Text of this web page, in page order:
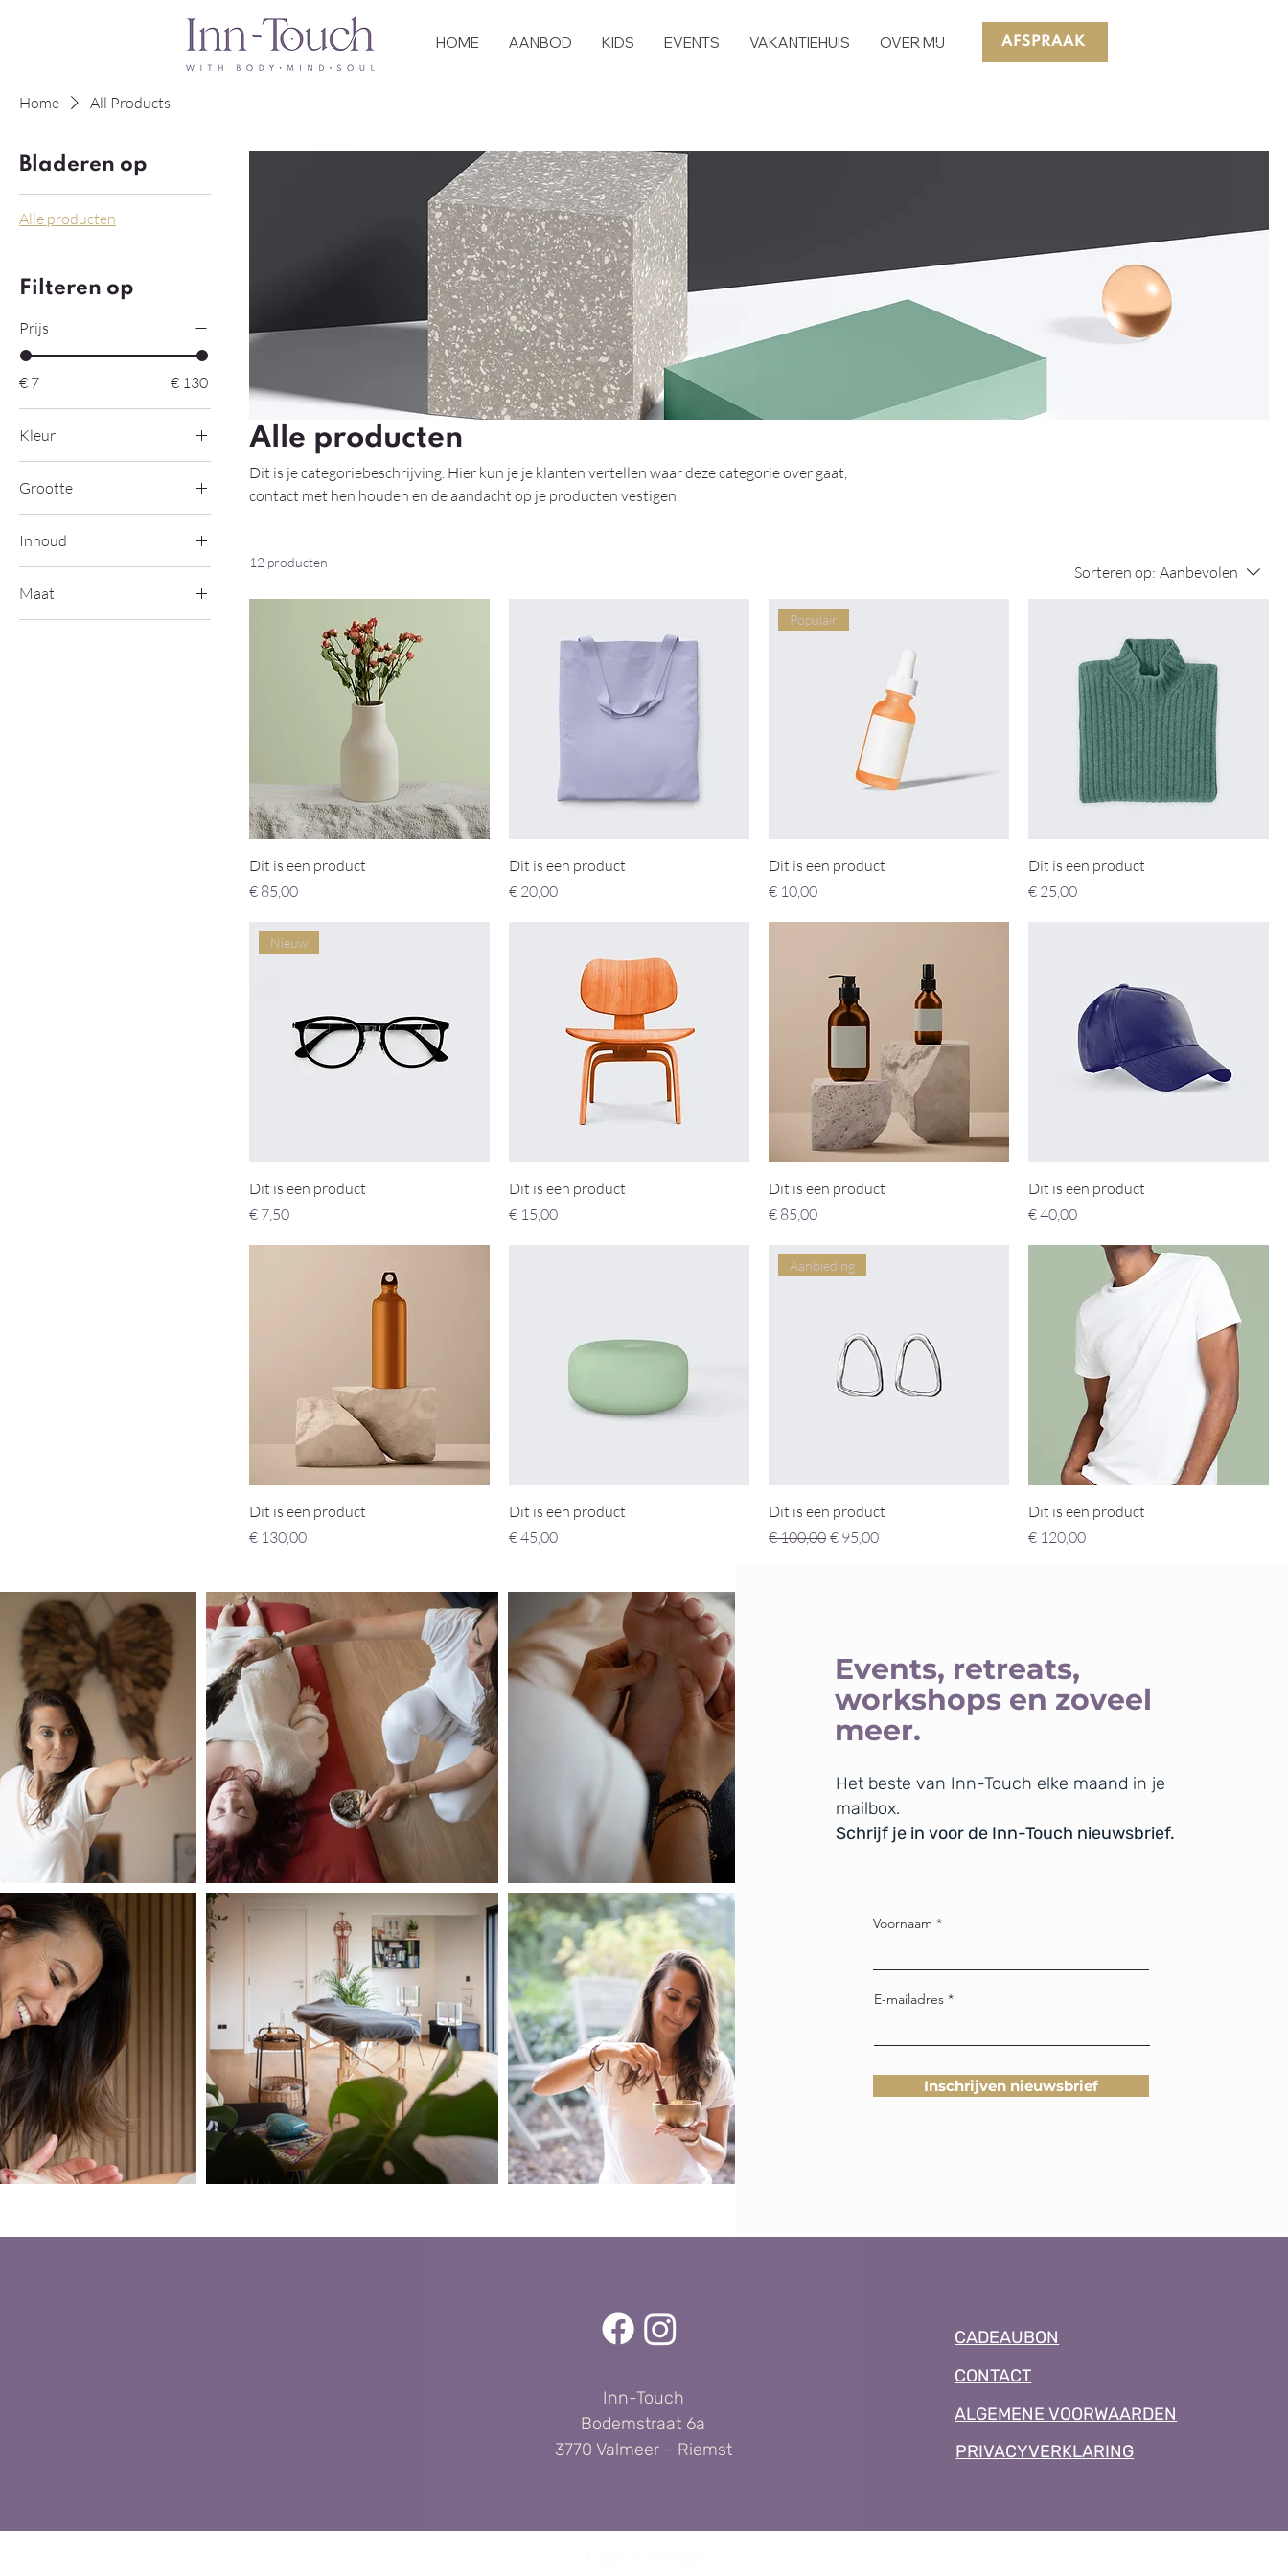
HOME AANBOD KIDS EVENTS VAKANTIEHUIS OVER MIJ AFSPRAAK
Home All Products
Bladeren op
Alle producten
Filteren op
Prijs
€ 7 € 130
Kleur
Grootte
Klein
Inhoud
500 ml
Maat
Alle producten
Dit is je categoriebeschrijving. Hier kun je je klanten vertellen waar deze categorie over gaat,
contact met hen houden en de aandacht op je producten vestigen.
12 producten
Sorteren op: Aanbevolen
Dit is een product
Prijs
€ 85,00
Dit is een product
Prijs
€ 20,00
Populair
Dit is een product
Prijs
€ 10,00
Dit is een product
Prijs
€ 25,00
Nieuw
Dit is een product
Prijs
€ 7,50
Dit is een product
Prijs
€ 15,00
Dit is een product
Prijs
€ 85,00
Dit is een product
Prijs
€ 40,00
Dit is een product
Prijs
€ 130,00
Dit is een product
Prijs
€ 45,00
Aanbieding
Dit is een product
Normale prijs
€ 100,00 Verkoopprijs
€ 95,00
Dit is een product
Prijs
€ 120,00
Events, retreats,
workshops en zoveel
meer.
Het beste van Inn-Touch elke maand in je
mailbox.
Schrijf je in voor de Inn-Touch nieuwsbrief.
Voornaam
E-mailadres
Inschrijven nieuwsbrief
Inn-Touch
Bodemstraat 6a
3770 Valmeer - Riemst
CADEAUBON
CONTACT
ALGEMENE VOORWAARDEN
PRIVACYVERKLARING